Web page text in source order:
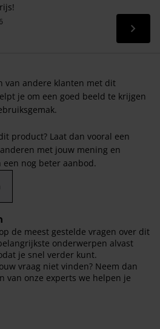
Lees
van andere klanten met dit
je om een goed beeld te krijgen
product? Laat dan vooral een
met jouw mening en
nog beter aanbod.
de meest gestelde vragen over dit
onderwerpen alvast
je snel verder kunt.
vraag niet vinden? Neem dan
van onze experts we helpen je